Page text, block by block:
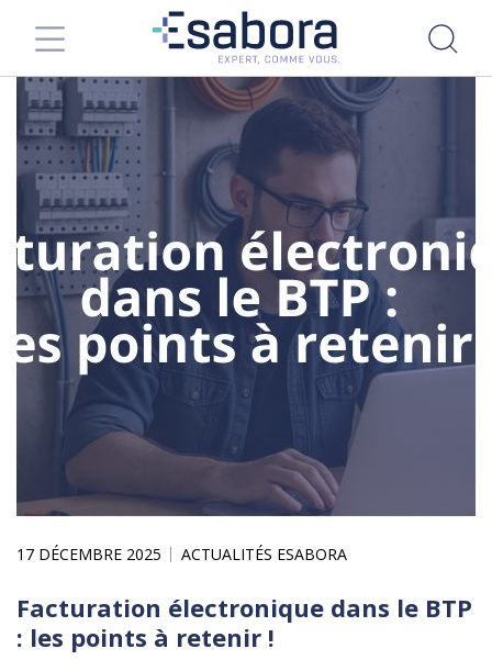
17 DÉCEMBRE 2025 ACTUALITÉS ESABORA
Facturation électronique dans le BTP
: les points à retenir !